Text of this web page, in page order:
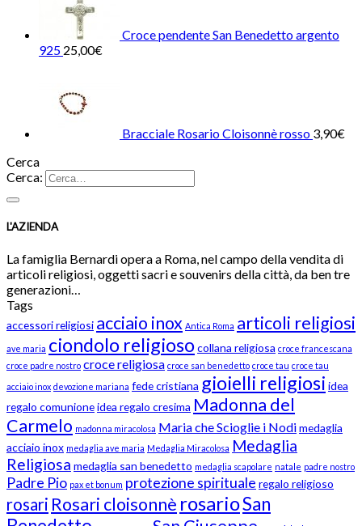
Croce pendente San Benedetto argento
925 25,00€
Bracciale Rosario Cloisonnè rosso 3,90€
Cerca
Cerca:
L'AZIENDA
La famiglia Bernardi opera a Roma, nel campo della vendita di
articoli religiosi, oggetti sacri e souvenirs della città, da ben tre
generazioni…
Tags
accessori religiosi acciaio inox Antica Roma articoli religiosi
ave maria ciondolo religiosocollana religiosa croce francescana
croce padre nostro croce religiosa croce san benedetto croce tau croce tau
acciaio inox devozione mariana fede cristiana gioielli religiosi idea
regalo comunioneidea regalo cresima Madonna del
Carmelo madonna miracolosa Maria che Scioglie i Nodimedaglia
acciaio inox medaglia ave maria Medaglia Miracolosa Medaglia
Religiosa medaglia san benedetto medaglia scapolare natale padre nostro
Padre Pio pax et bonum protezione spirituale regalo religioso
rosari Rosari cloisonnè rosarioSan